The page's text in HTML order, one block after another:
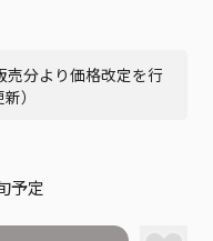
分より価格改定を行
）
予定